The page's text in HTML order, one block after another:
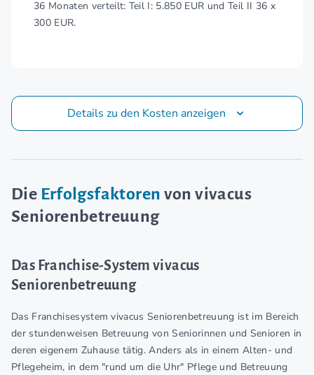
36 Monaten verteilt: Teil I: 5.850 EUR und Teil II 36 x
300 EUR.
Details zu den Kosten anzeigen
Die Erfolgsfaktoren von vivacus
Seniorenbetreuung
Das Franchise-System vivacus
Seniorenbetreuung
Das Franchisesystem vivacus Seniorenbetreuung ist im Bereich
der stundenweisen Betreuung von Seniorinnen und Senioren in
deren eigenem Zuhause tätig. Anders als in einem Alten- und
Pflegeheim, in dem "rund um die Uhr" Pflege und Betreuung